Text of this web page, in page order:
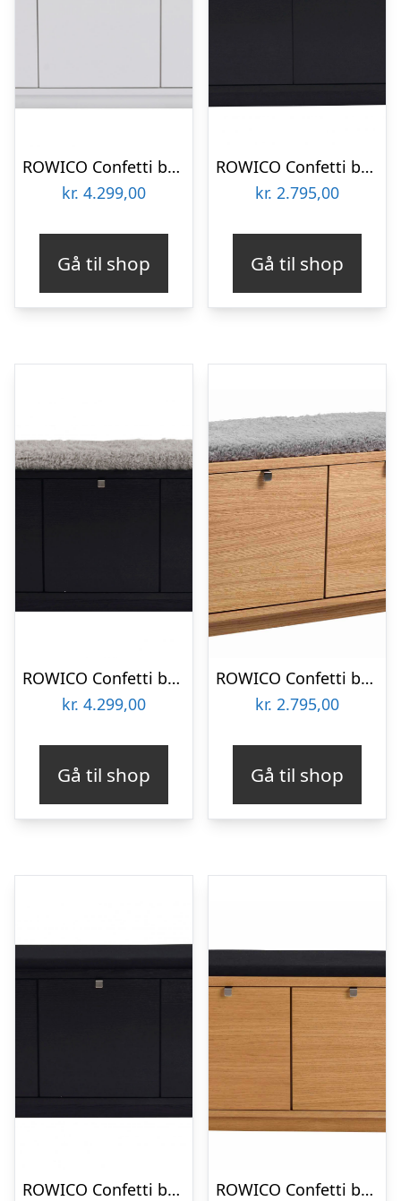
ROWICO Confetti bænk – hvidlakeret træ/lysegrå hynde, m. 3 skuffer
kr. 4.299,00
Gå til shop
ROWICO Confetti bænk – sort eg/sort stofhynde, m. 2 skuffer
kr. 2.795,00
Gå til shop
ROWICO Confetti bænk – sort eg/lysegrå hynde, m. 3 skuffer
kr. 4.299,00
Gå til shop
ROWICO Confetti bænk – olieret eg/lysegrå stofhynde, m. 2 skuffer
kr. 2.795,00
Gå til shop
ROWICO Confetti bænk – sort eg/sort stofhynde, m. 3 skuffer
ROWICO Confetti bænk – olieret eg/sort stofhynde, m. 2 skuffer